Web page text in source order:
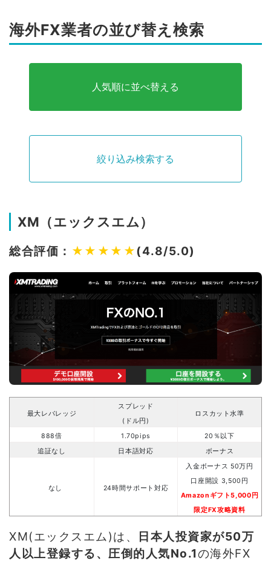
海外FX業者の並び替え検索
人気順に並べ替える
絞り込み検索する
XM（エックスエム）
総合評価： ★★★★★(4.8/5.0)
最大レバレッジ
スプレッド
(ドル円)
ロスカット水準
888倍 1.70pips
20％以下
追証なし
日本語対応 ボーナス
なし 24時間サポート対応
入金ボーナス 50万円
口座開設 3,500円
Amazonギフト5,000円
限定FX攻略資料
XM(エックスエム)は、
日本人投資家が50万
人以上登録する、圧倒的人気No.1の海外FX